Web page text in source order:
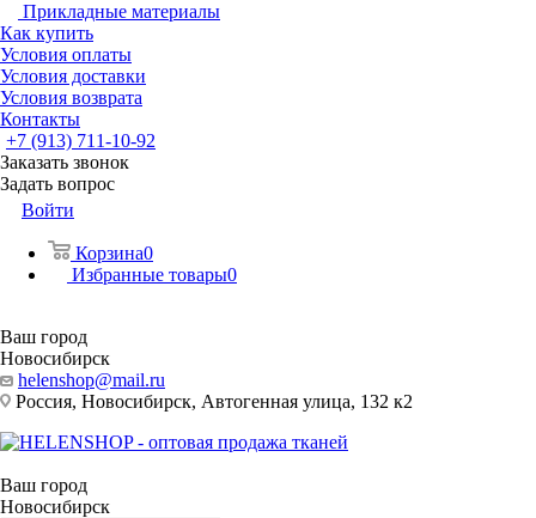
Прикладные материалы
Как купить
Условия оплаты
Условия доставки
Условия возврата
Контакты
+7 (913) 711-10-92
Заказать звонок
Задать вопрос
Войти
Корзина0
Избранные товары0
Ваш город
Новосибирск
helenshop@mail.ru
Россия, Новосибирск, Автогенная улица, 132 к2
Ваш город
Новосибирск